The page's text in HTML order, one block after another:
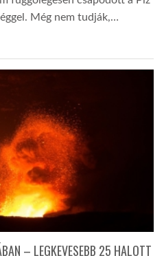
Még nem tudják,…
– LEGKEVESEBB 25 HALOTT